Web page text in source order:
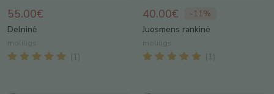
55.00€
Delninė
moliūgs
( 1
40.00€ -11%
Juosmens rankinė
moliūgs
( 1